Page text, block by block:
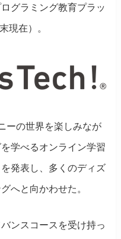
グラミング教育プラッ
現在）。
ーの世界を楽しみなが
学べるオンライン学習
発表し、多くのディズ
へと向かわせた。
ンスコースを受け持っ